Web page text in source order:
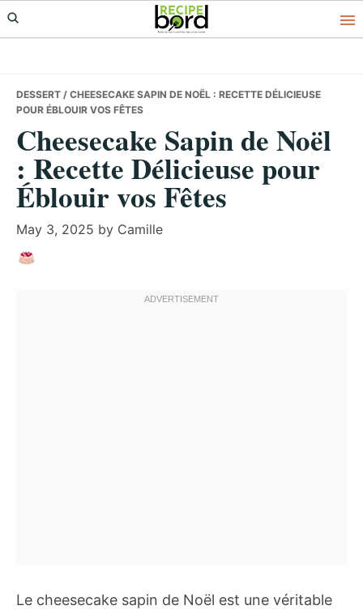
Skip
to
Skip
to
Skip
to
DESSERT / CHEESECAKE SAPIN DE NOËL : RECETTE DÉLICIEUSE
POUR ÉBLOUIR VOS FÊTES
Cheesecake Sapin de Noël
: Recette Délicieuse pour
Éblouir vos Fêtes
May 3, 2025 by Camille
Le cheesecake sapin de Noël est une véritable